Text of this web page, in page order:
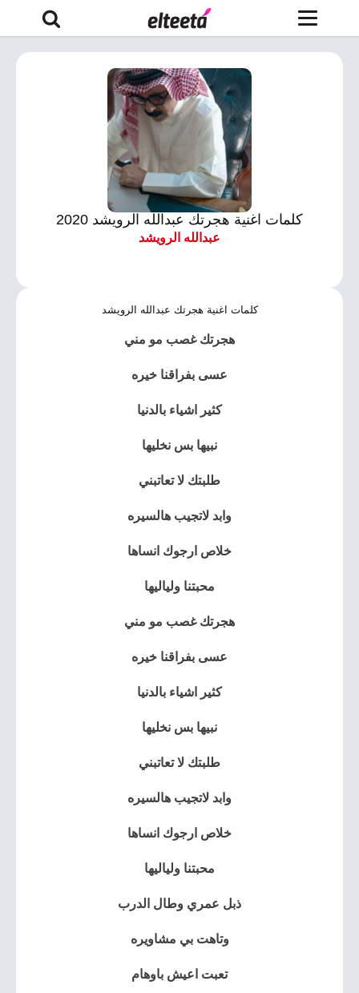
كلمات اغنية هجرتك عبدالله الرويشد 2020
عبدالله الرويشد
كلمات اغنية هجرتك عبدالله الرويشد
هجرتك غصب مو مني
عسى بفراقنا خيره
كثير اشياء بالدنيا
نبيها بس نخليها
طلبتك لا تعاتبني
وابد لاتجيب هالسيره
خلاص ارجوك انساها
محبتنا ولياليها
هجرتك غصب مو مني
عسى بفراقنا خيره
كثير اشياء بالدنيا
نبيها بس نخليها
طلبتك لا تعاتبني
وابد لاتجيب هالسيره
خلاص ارجوك انساها
محبتنا ولياليها
ذبل عمري وطال الدرب
وتاهت بي مشاويره
تعبت اعيش باوهام